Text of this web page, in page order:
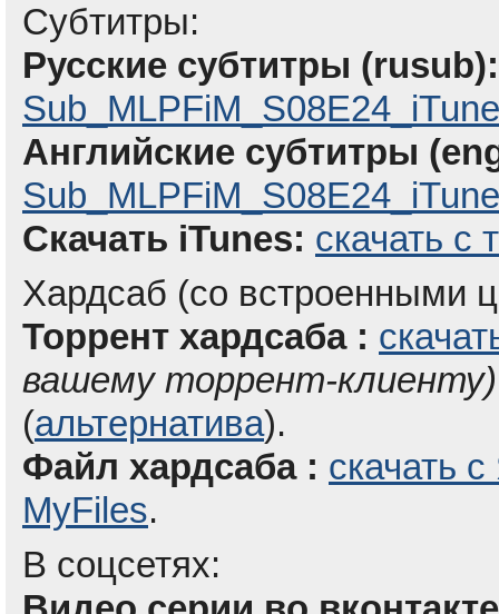
Субтитры:
Русские субтитры (rusub):
Английские субтитры
Скачать iTunes: скачать с
Хардсаб (со встроенными
Торрент хардсаба :
вашему торрент-клиенту)
(альтернатива).
Файл хардсаба : скачать
MyFiles.
В соцсетях: